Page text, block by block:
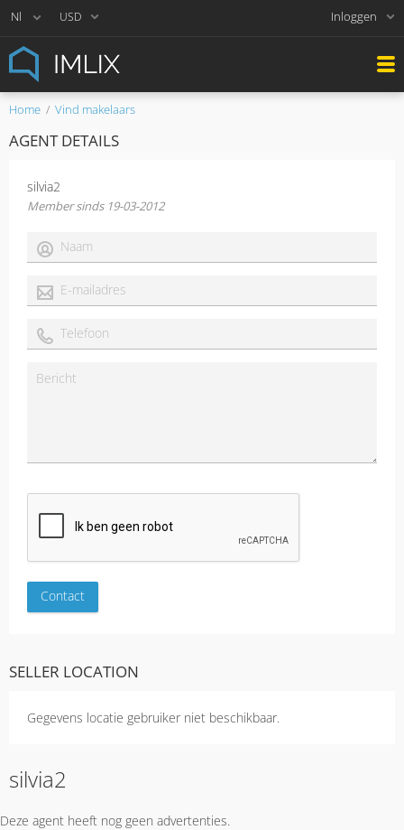
USD Inloggen
Home Vind makelaars
AGENT DETAILS
silvia2
Member sinds 19-03-2012
SELLER LOCATION
Gegevens locatie gebruiker niet beschikbaar.
silvia2
Deze agent heeft nog geen advertenties.